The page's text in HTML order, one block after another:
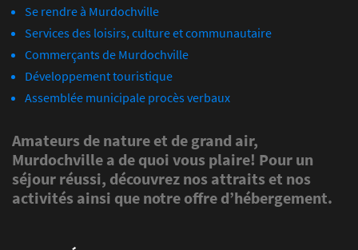
Se rendre à Murdochville
Services des loisirs, culture et communautaire
Commerçants de Murdochville
Développement touristique
Assemblée municipale procès verbaux
Amateurs de nature et de grand air,
Murdochville a de quoi vous plaire! Pour un
séjour réussi, découvrez nos attraits et nos
activités ainsi que notre offre d’hébergement.